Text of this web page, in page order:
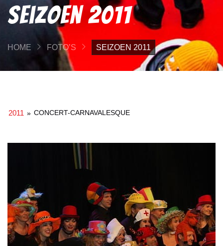
Seizoen 2011
HOME FOTO’S SEIZOEN 2011
2011 » CONCERT-CARNAVALESQUE